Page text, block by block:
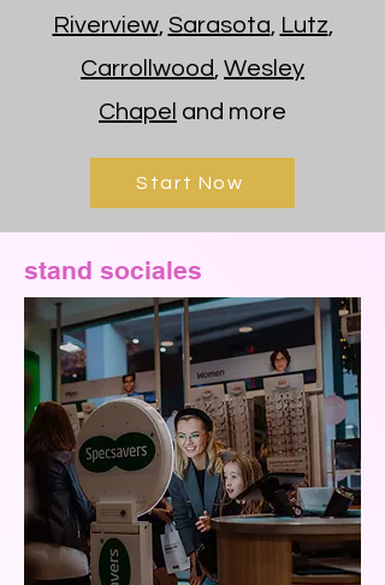
Riverview, Sarasota, Lutz,
Carrollwood, Wesley
Chapel and more
Start Now
stand sociales